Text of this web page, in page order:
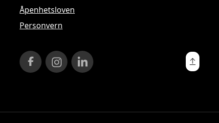
Åpenhetsloven
Personvern